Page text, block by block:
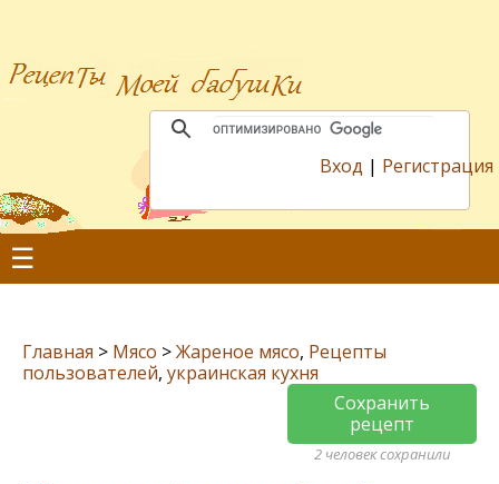
Вход | Регистрация
☰
Главная > Мясо >Жареное мясо, Рецепты
пользователей, украинская кухня
Сохранить
рецепт
2 человек сохранили